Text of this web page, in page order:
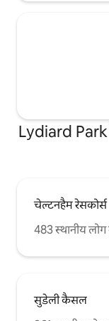
Lydiard
चेल्टनहैम रेसकोर्स
483 स्थानीय
सुडेली कैसल